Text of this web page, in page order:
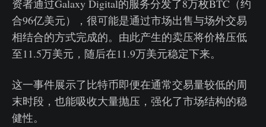
资者通过Galaxy Digital的服务分发了8万枚BTC（约
合96亿美元），很可能是通过市场出售与场外交易
相结合的方式完成的。由此产生的卖压将价格压低
至11.5万美元，随后在11.9万美元稳定下来。
这一事件展示了比特币即便在通常交易量较低的周
末时段，也能吸收大量抛压，强化了市场结构的稳
健性。